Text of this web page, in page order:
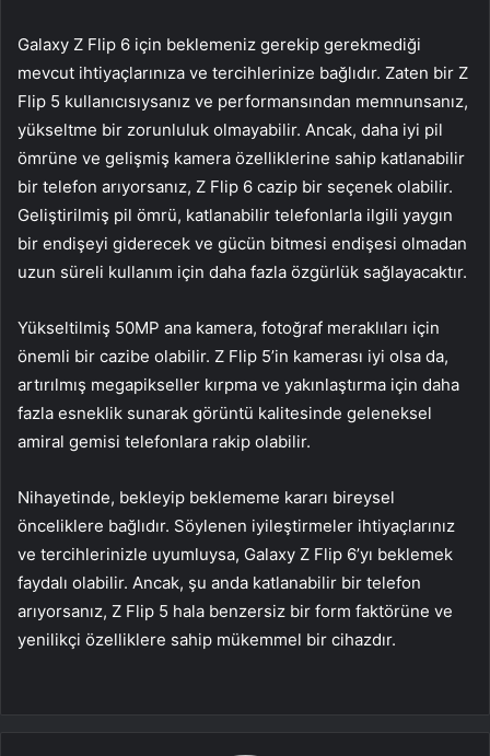
Galaxy Z Flip 6 için beklemeniz gerekip gerekmediği
mevcut ihtiyaçlarınıza ve tercihlerinize bağlıdır. Zaten bir Z
Flip 5 kullanıcısıysanız ve performansından memnunsanız,
yükseltme bir zorunluluk olmayabilir. Ancak, daha iyi pil
ömrüne ve gelişmiş kamera özelliklerine sahip katlanabilir
bir telefon arıyorsanız, Z Flip 6 cazip bir seçenek olabilir.
Geliştirilmiş pil ömrü, katlanabilir telefonlarla ilgili yaygın
bir endişeyi giderecek ve gücün bitmesi endişesi olmadan
uzun süreli kullanım için daha fazla özgürlük sağlayacaktır.
Yükseltilmiş 50MP ana kamera, fotoğraf meraklıları için
önemli bir cazibe olabilir. Z Flip 5’in kamerası iyi olsa da,
artırılmış megapikseller kırpma ve yakınlaştırma için daha
fazla esneklik sunarak görüntü kalitesinde geleneksel
amiral gemisi telefonlara rakip olabilir.
Nihayetinde, bekleyip beklememe kararı bireysel
önceliklere bağlıdır. Söylenen iyileştirmeler ihtiyaçlarınız
ve tercihlerinizle uyumluysa, Galaxy Z Flip 6’yı beklemek
faydalı olabilir. Ancak, şu anda katlanabilir bir telefon
arıyorsanız, Z Flip 5 hala benzersiz bir form faktörüne ve
yenilikçi özelliklere sahip mükemmel bir cihazdır.